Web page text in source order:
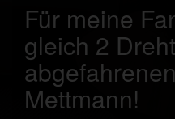
Für meine
gleich 2
Mettmann!